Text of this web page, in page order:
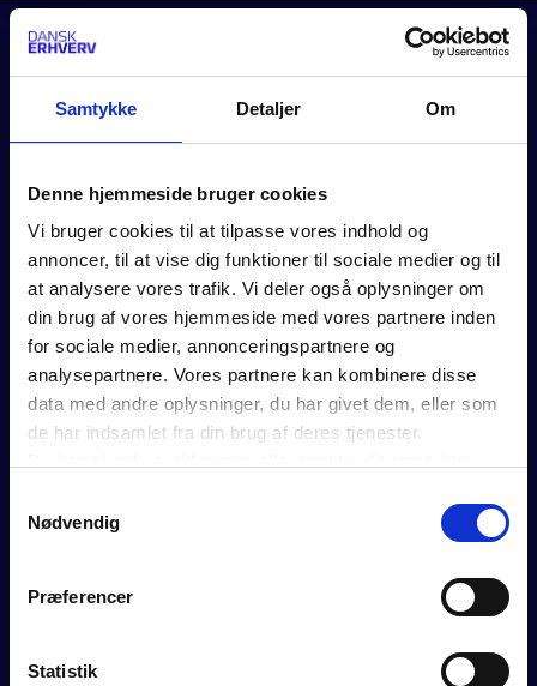
Samtykke Detaljer Om
Denne hjemmeside bruger cookies
Vi bruger cookies til at tilpasse vores indhold og
annoncer, til at vise dig funktioner til sociale medier og til
at analysere vores trafik. Vi deler også oplysninger om
din brug af vores hjemmeside med vores partnere inden
for sociale medier, annonceringspartnere og
analysepartnere. Vores partnere kan kombinere disse
data med andre oplysninger, du har givet dem, eller som
de har indsamlet fra din brug af deres tjenester.
hjørne på websitet.
Nødvendig
Præferencer
Statistik
FOR MEDLEMMER
Værktøjer
Kurser og events
Politik
Analyser
Se vores webinarer
Medlemsfordele
OM DANSK ERHVERV
Velkommen til mulighedernes tid
Carnet og certifikat